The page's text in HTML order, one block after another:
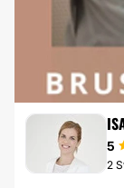
BRUSTSTRAFFUNG
5
2